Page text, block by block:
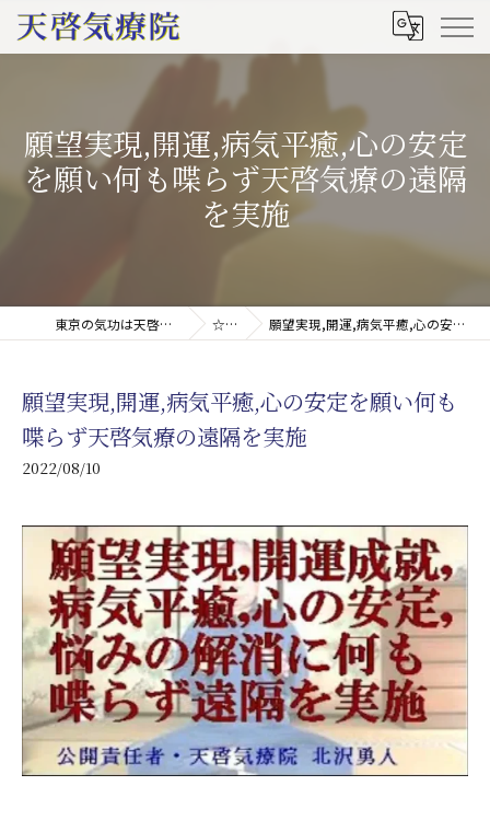
願望実現,開運,病気平癒,心の安定
を願い何も喋らず天啓気療の遠隔
を実施
東京の気功は天啓気療院(天啓気功療法治療院) ☆ブログ 願望実現,開運,病気平癒,心の安定を願い何も喋らず天啓気療の遠隔を実施
願望実現,開運,病気平癒,心の安定を願い何も
喋らず天啓気療の遠隔を実施
2022/08/10